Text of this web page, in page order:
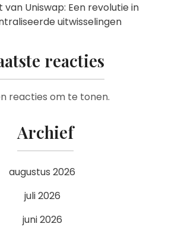
van Uniswap: Een revolutie in
uitwisselingen
reacties
reacties om te tonen.
Archief
augustus 2026
juli 2026
juni 2026